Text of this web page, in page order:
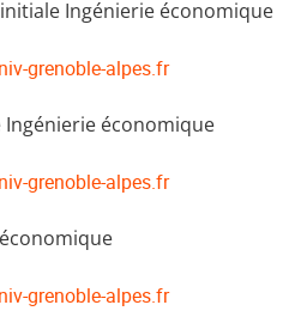
Ingénierie économique
grenoble-alpes.fr
économique
grenoble-alpes.fr
grenoble-alpes.fr